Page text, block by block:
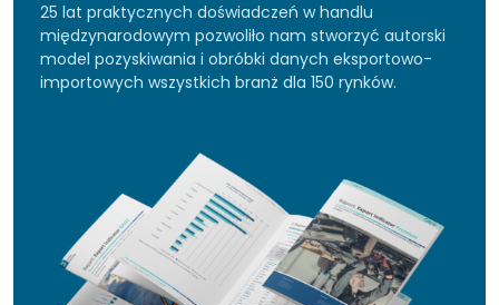
25 lat praktycznych doświadczeń w handlu
międzynarodowym pozwoliło nam stworzyć autorski
model pozyskiwania i obróbki danych eksportowo-
importowych wszystkich branż dla 150 rynków.